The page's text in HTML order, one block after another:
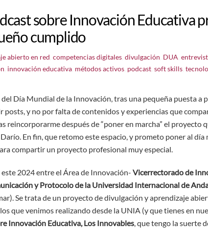
sobre Innovación Educativa
cumplido
abierto en red ,competencias digitales ,divulgación DUA ,
innovación educativa métodos activos podcast soft skills
Día Mundial de la Innovación, tras una pequeña puesta a
posts, y no por falta de contenidos y experiencias que
después de “poner en marcha” el proyecto
En fin, que retomo este espacio, y prometo poner al
compartir un proyecto profesional muy especial.
2024 entre el Área de Innovación- Vicerrectorado de
y Protocolo de la Universidad Internacional de
Se trata de un proyecto de divulgación y aprendizaje
que venimos realizando desde la UNIA (y que tienes en
Innovación Educativa, Los Innovables , que tengo la suerte